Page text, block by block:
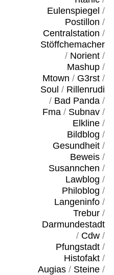
Eulenspiegel /
Postillon /
Centralstation /
Stöffchemacher
/ Norient/
Mashup/
Mtown / G3rst/
Soul / Rillenrudi
/ Bad Panda/
Fma/ Subnav/
Elkline/
Bildblog /
Gesundheit/
Beweis/
Susannchen /
Lawblog /
Philoblog /
Langeninfo/
Trebur/
Darmundestadt
/ Cdw/
Pfungstadt/
Histofakt/
Augias/ Steine/